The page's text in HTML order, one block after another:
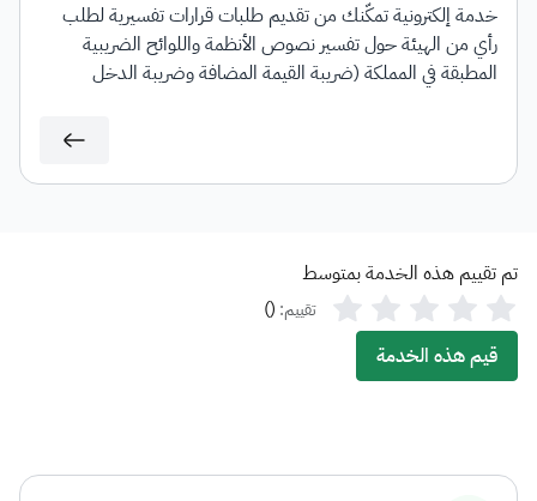
خدمة إلكترونية تمكّنك من تقديم طلبات قرارات تفسيرية لطلب
رأي من الهيئة حول تفسير نصوص الأنظمة واللوائح الضريبية
المطبقة في المملكة (ضريبة القيمة المضافة وضريبة الدخل
الطلب وذلك وفقًا للشروط والضوابط المنصوص عليها في الدليل
تم تقييم هذه الخدمة بمتوسط
تقييم: (
)
قيم هذه الخدمة